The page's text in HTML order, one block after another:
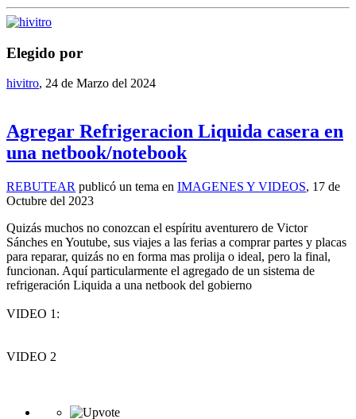
Elegido por
hivitro, 24 de Marzo del 2024
Agregar Refrigeracion Liquida casera en
una netbook/notebook
REBUTEAR publicó un tema en IMAGENES Y VIDEOS, 17 de
Octubre del 2023
Quizás muchos no conozcan el espíritu aventurero de Victor
Sánches en Youtube, sus viajes a las ferias a comprar partes y placas
para reparar, quizás no en forma mas prolija o ideal, pero la final,
funcionan. Aquí particularmente el agregado de un sistema de
refrigeración Liquida a una netbook del gobierno
VIDEO 1:
VIDEO 2